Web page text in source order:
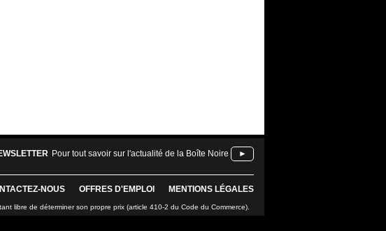
Pour tout savoir sur l'actualité de la Boîte Noire ►
NOUS OFFRES D'EMPLOI MENTIONS LÉGALES
libre de déterminer son propre prix (article 410-2 du Code du Commerce).